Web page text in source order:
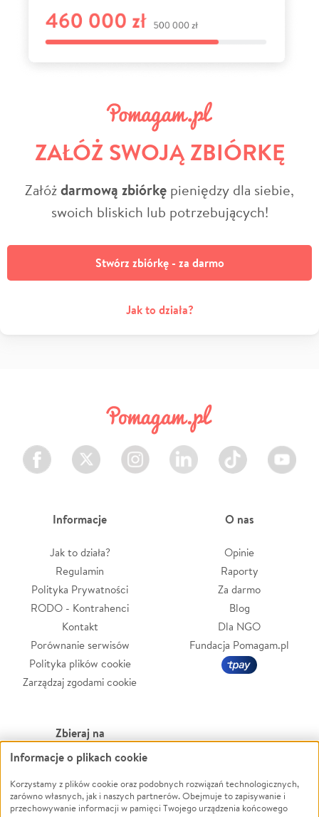
ZAŁÓŻ SWOJĄ ZBIÓRKĘ
Załóżdarmową zbiórkę pieniędzy dla siebie,
swoich bliskich lub potrzebujących!
Stwórz zbiórkę - za darmo
Jak to działa?
Facebook Twitter Instagram LinkedIn TikTok Youtube
Informacje
Jak to działa?
Regulamin
Polityka Prywatności
RODO - Kontrahenci
Kontakt
Porównanie serwisów
Polityka plików cookie
Zarządzaj zgodami cookie
O nas
Opinie
Raporty
Za darmo
Blog
Dla NGO
Fundacja Pomagam.pl
Zbieraj na
Leczenie
Zwierzęta
Pożar
Powódź
Wichura
Informacje o plikach cookie
Korzystamy z plików cookie oraz podobnych rozwiązań technologicznych,
zarówno własnych, jak i naszych partnerów. Obejmuje to zapisywanie i
przechowywanie informacji w pamięci Twojego urządzenia końcowego